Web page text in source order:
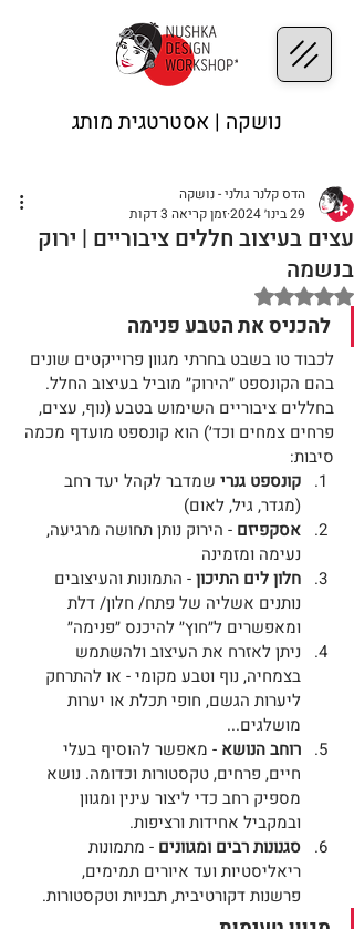
נושקה | אסטרטגית מותג
עצים בעיצוב חללים ציבוריים | ירוק
בנשמה
הדס קלנר גולני - נושקה
29 בינו׳ 2024
זמן קריאה 3 דקות
דירוג של NaN מתוך 5 כוכבים
להכניס את הטבע פנימה
לכבוד טו בשבט בחרתי מגוון פרוייקטים שונים
בהם הקונספט ״הירוק״ מוביל בעיצוב החלל.
בחללים ציבוריים השימוש בטבע (נוף, עצים,
פרחים צמחים וכד׳) הוא קונספט מועדף מכמה
סיבות:
קונספט גנרי שמדבר לקהל יעד רחב
(מגדר, גיל, לאום)
אסקפיזם - הירוק נותן תחושה מרגיעה,
נעימה ומזמינה
חלון לים התיכון - התמונות והעיצובים
נותנים אשליה של פתח/ חלון/ דלת
ומאפשרים ל״חוץ״ להיכנס ״פנימה״
ניתן לאזרח את העיצוב ולהשתמש
בצמחיה, נוף וטבע מקומי - או להתרחק
ליערות הגשם, חופי תכלת או יערות
מושלגים...
רוחב הנושא - מאפשר להוסיף בעלי
חיים, פרחים, טקסטורות וכדומה. נושא
מספיק רחב כדי ליצור עינין ומגוון
ובמקביל אחידות ורציפות.
סגנונות רבים ומגוונים - מתמונות
ריאליסטיות ועד איורים תמימים,
פרשנות דקורטיבית, תבניות וטקסטורות.